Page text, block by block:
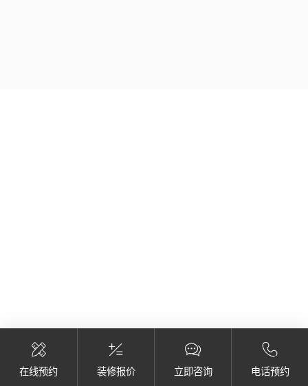
在线预约 装修报价 立即咨询 电话预约